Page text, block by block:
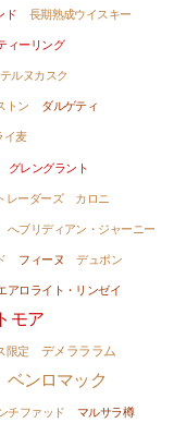
ド
長期熟成ウイスキー
ィーリング
ルヌカスク
トン ダルゲティ
イ麦
グレングラント
レーダーズ
カロニ
へブリディアン・ジャーニー
フィーヌ
デュポン
アロライト・リンゼイ
モア
限定 デメラララム
ベンロマック
チファッド
マルサラ樽